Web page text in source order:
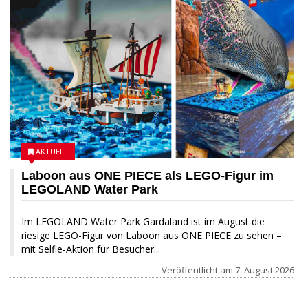
Laboon aus ONE PIECE als LEGO-Figur im
LEGOLAND Water Park
Im LEGOLAND Water Park Gardaland ist im August die
riesige LEGO-Figur von Laboon aus ONE PIECE zu sehen –
mit Selfie-Aktion für Besucher...
AKTUELL
Veröffentlicht am 7. August 2026